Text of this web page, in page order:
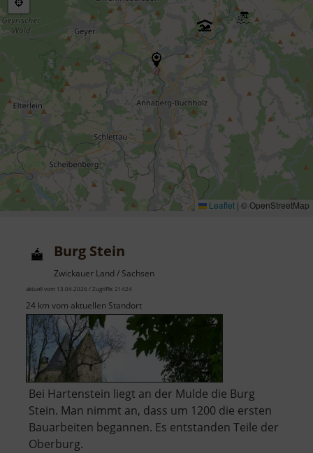
Leaflet | © OpenStreetMap
Burg Stein
Zwickauer Land / Sachsen
aktuell vom 13.04.2026 / Zugriffe: 21424
24 km vom aktuellen Standort
Bei Hartenstein liegt an der Mulde die Burg
Stein. Man nimmt an, dass um 1200 die ersten
Bauarbeiten begannen. Es entstanden Teile der
Oberburg.